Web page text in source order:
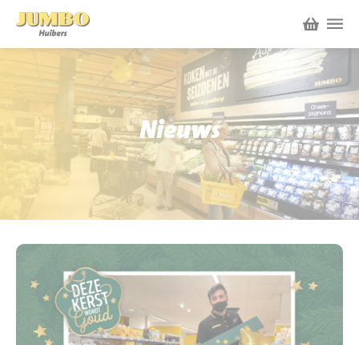
Winkels
P.W.A. Park
Bruïneplein
Nieuws
Acties
Vacatures en Solliciteren
Werken en leren
Jumbo.com
Nieuws